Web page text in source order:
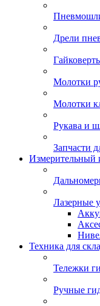
Дрели
Молотки
Молотки
Рукава и
Запчасти
Измерительный
Лазерные
Техника для
Тележки
Ручные